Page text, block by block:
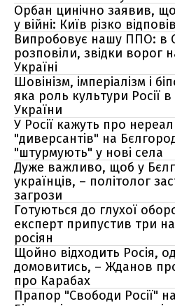
Орбан цинічно заявив,
у війні: Київ різко відповів
Випробовує нашу ППО: в
розповіли, звідки ворог
Україні
Шовінізм, імперіалізм і
яка роль культури Росії в
України
У Росії кажуть про
"диверсантів" на
"штурмують" у нові села
Дуже важливо, щоб у
українців, – політолог
загрози
Готуються до глухої
експерт припустив три
росіян
Щойно відходить Росія,
домовитись, – Жданов
про Карабах
Прапор "Свободи Росії"